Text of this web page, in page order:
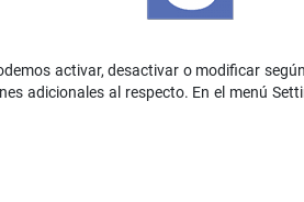
activar, desactivar o modificar
adicionales al respecto. En el menú